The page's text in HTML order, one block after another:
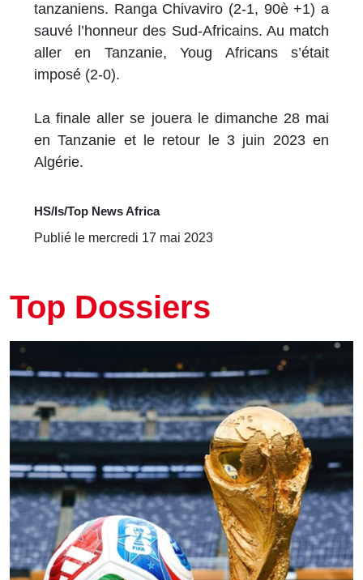
tanzaniens. Ranga Chivaviro (2-1, 90è +1) a
sauvé l’honneur des Sud-Africains. Au match
aller en Tanzanie, Youg Africans s’était
imposé (2-0).
La finale aller se jouera le dimanche 28 mai
en Tanzanie et le retour le 3 juin 2023 en
Algérie.
HS/ls/Top News Africa
Publié le mercredi 17 mai 2023
Top Dossiers